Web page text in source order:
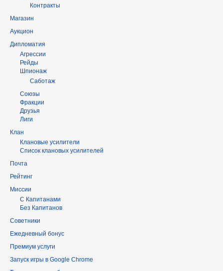
Контракты
Магазин
Аукцион
Дипломатия
Агрессии
Рейды
Шпионаж
Саботаж
Союзы
Фракции
Друзья
Лиги
Клан
Клановые усилители
Список клановых усилителей
Почта
Рейтинг
Миссии
С Капитанами
Без Капитанов
Советники
Ежедневный бонус
Премиум услуги
Запуск игры в Google Chrome